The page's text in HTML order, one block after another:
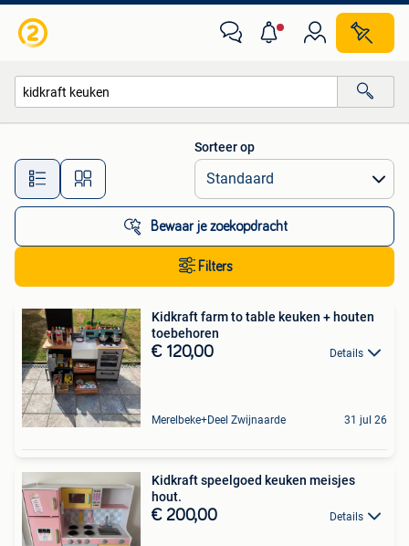
Alle afstanden…
Sorteer op
Bewaar je zoekopdracht
Filters
Kidkraft farm to table keuken + houten
toebehoren
€ 120,00 Details
Merelbeke+Deel Zwijnaarde 31 jul 26
Kidkraft speelgoed keuken meisjes
hout.
€ 200,00 Details